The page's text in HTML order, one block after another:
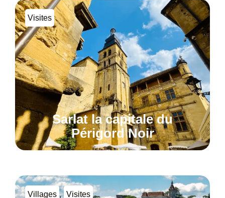
Visites
Sarlat la capitale du
Périgord Noir
Villages , Visites